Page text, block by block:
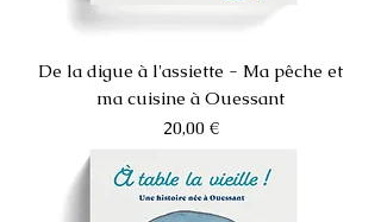
De la digue à l'assiette - Ma pêche et
ma cuisine à Ouessant
Prix
20,00 €